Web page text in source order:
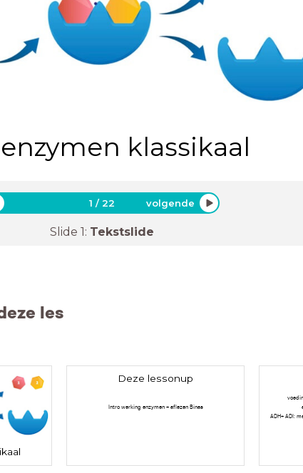
enzymen klassikaal
1 /22 volgende
Slide 1: Tekstslide
les
Deze lessonup
Intro werking enzymen + aflezen Binas
ADH+ ADI: